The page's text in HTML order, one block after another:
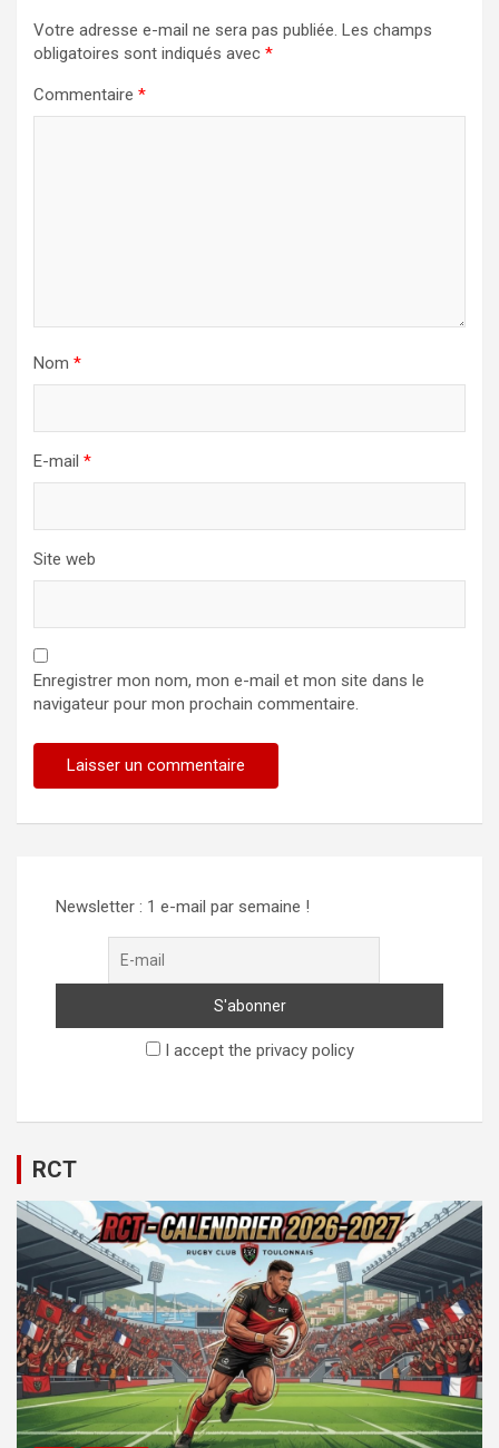
Votre adresse e-mail ne sera pas publiée. Les champs
obligatoires sont indiqués avec *
Commentaire *
Nom *
E-mail *
Site web
Enregistrer mon nom, mon e-mail et mon site dans le
navigateur pour mon prochain commentaire.
Newsletter : 1 e-mail par semaine !
I accept the privacy policy
RCT